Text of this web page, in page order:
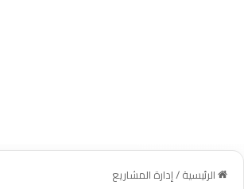
الرئيسية/إدارة المشاريع